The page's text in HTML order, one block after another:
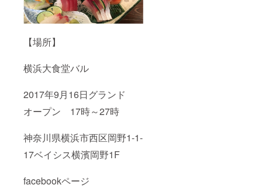
【場所】
横浜大食堂バル
2017年9月16日グランド
オープン 17時～27時
神奈川県横浜市西区岡野1-1-
17ベイシス横濱岡野1F
facebookページ